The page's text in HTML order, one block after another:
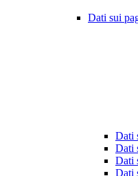
Dati sui
Dati
Dati
Dati
Dati